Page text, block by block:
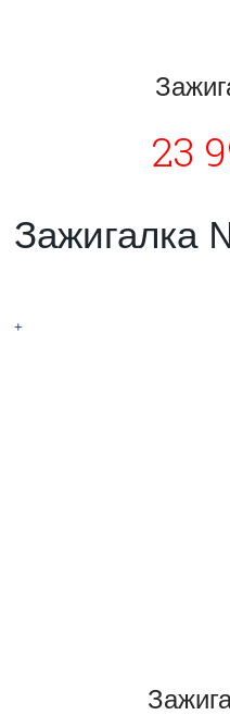
23
Зажигалка
+